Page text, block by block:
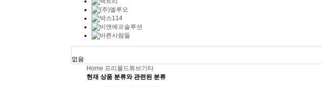
없음
Home 프리몰드튜브기타
현재 상품 분류와 관련된 분류